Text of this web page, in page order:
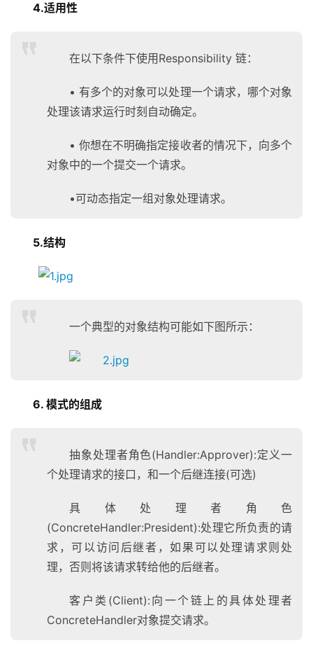
4.适用性
在以下条件下使用Responsibility 链：
• 有多个的对象可以处理一个请求，哪个对象
处理该请求运行时刻自动确定。
• 你想在不明确指定接收者的情况下，向多个
对象中的一个提交一个请求。
•可动态指定一组对象处理请求。
5.结构
一个典型的对象结构可能如下图所示：
6. 模式的组成
抽象处理者角色(Handler:Approver):定义一
个处理请求的接口，和一个后继连接(可选)
具体处理者角色
(ConcreteHandler:President):处理它所负责的请
求，可以访问后继者，如果可以处理请求则处
理，否则将该请求转给他的后继者。
客户类(Client):向一个链上的具体处理者
ConcreteHandler对象提交请求。